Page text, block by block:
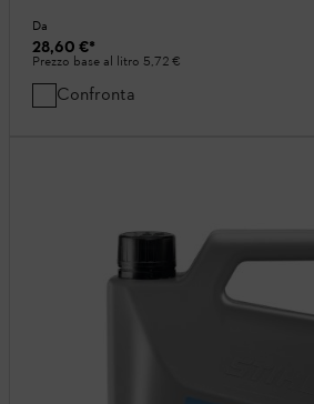
Da
28,60 €*
Prezzo base al litro 5,72 €
Confronta